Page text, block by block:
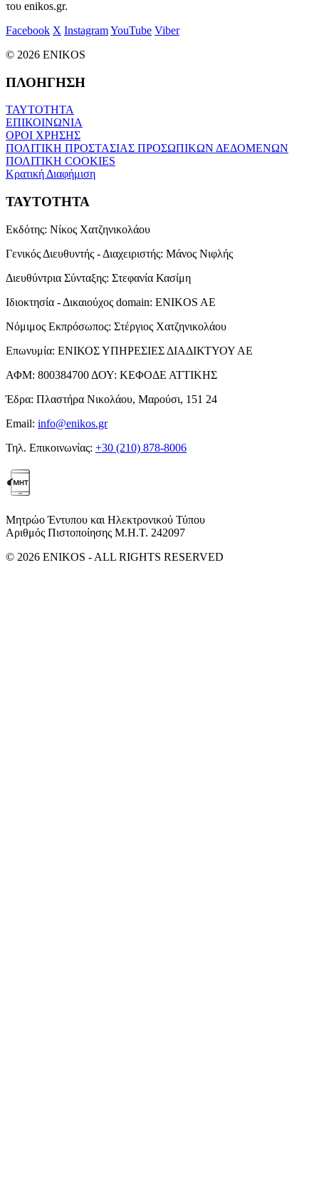
του enikos.gr.
Facebook X InstagramYouTube Viber
© 2026 ENIKOS
ΠΛΟΗΓΗΣΗ
ΤΑΥΤΟΤΗΤΑ
ΕΠΙΚΟΙΝΩΝΙΑ
ΟΡΟΙ ΧΡΗΣΗΣ
ΠΟΛΙΤΙΚΗ ΠΡΟΣΤΑΣΙΑΣ ΠΡΟΣΩΠΙΚΩΝ ΔΕΔΟΜΕΝΩΝ
ΠΟΛΙΤΙΚΗ COOKIES
Κρατική Διαφήμιση
ΤΑΥΤΟΤΗΤΑ
Εκδότης: Νίκος Χατζηνικολάου
Γενικός Διευθυντής - Διαχειριστής: Μάνος Νιφλής
Διευθύντρια Σύνταξης: Στεφανία Κασίμη
Ιδιοκτησία - Δικαιούχος domain: ENIKOS AE
Νόμιμος Εκπρόσωπος: Στέργιος Χατζηνικολάου
Επωνυμία: ΕΝΙΚΟΣ ΥΠΗΡΕΣΙΕΣ ΔΙΑΔΙΚΤΥΟΥ ΑΕ
ΑΦΜ: 800384700 ΔΟΥ: ΚΕΦΟΔΕ ΑΤΤΙΚΗΣ
Έδρα: Πλαστήρα Νικολάου, Μαρούσι, 151 24
Email: info@enikos.gr
Τηλ. Επικοινωνίας: +30 (210) 878-8006
Μητρώο Έντυπου και Ηλεκτρονικού Τύπου
Αριθμός Πιστοποίησης Μ.Η.Τ. 242097
© 2026 ENIKOS - ALL RIGHTS RESERVED